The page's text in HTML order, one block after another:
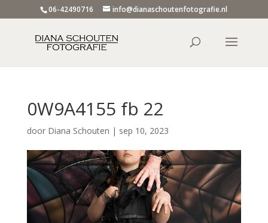
06-42490716 info@dianaschoutenfotografie.nl
0W9A4155 fb 22
door Diana Schouten | sep 10, 2023